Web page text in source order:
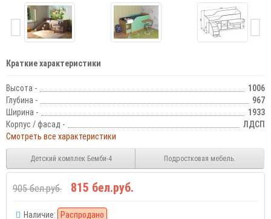
Краткие характеристики
Высота -
1006
Глубина -
967
Ширина -
1933
Корпус / фасад -
ЛДСП
Смотреть все характеристики
Детский комплек Бемби-4 Подростковая мебель.
905 бел.руб. 815 бел.руб.
Наличие: Распродано